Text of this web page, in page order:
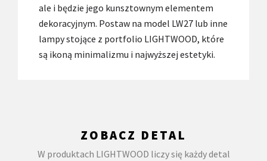
ale i będzie jego kunsztownym elementem
dekoracyjnym. Postaw na model LW27 lub inne
lampy stojące z portfolio LIGHTWOOD, które
są ikoną minimalizmu i najwyższej estetyki.
ZOBACZ DETAL
W produktach LIGHTWOOD liczy się każdy detal